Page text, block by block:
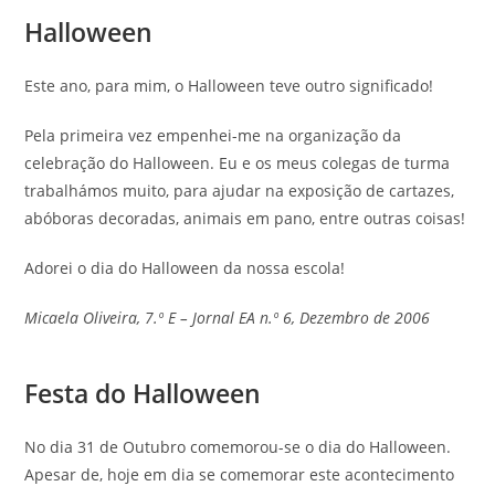
Halloween
Este ano, para mim, o Halloween teve outro significado!
Pela primeira vez empenhei-me na organização da
celebração do Halloween. Eu e os meus colegas de turma
trabalhámos muito, para ajudar na exposição de cartazes,
abóboras decoradas, animais em pano, entre outras coisas!
Adorei o dia do Halloween da nossa escola!
Micaela Oliveira, 7.º E – Jornal EA n.º 6, Dezembro de 2006
Festa do Halloween
No dia 31 de Outubro comemorou-se o dia do Halloween.
Apesar de, hoje em dia se comemorar este acontecimento